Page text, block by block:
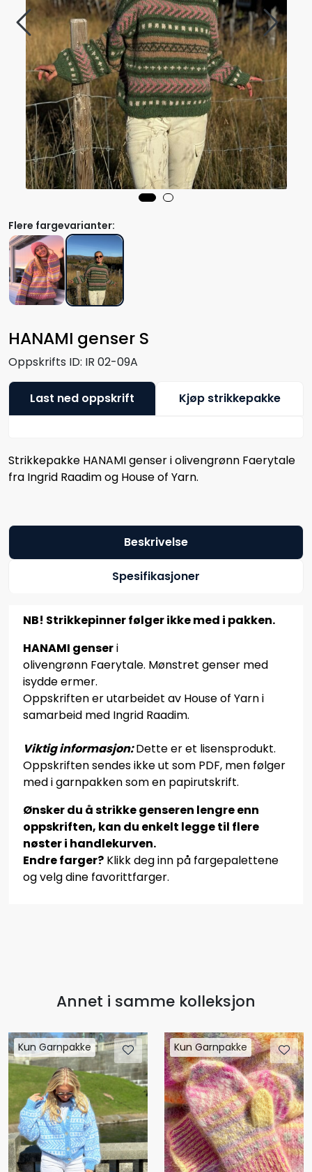
HANAMI genser S
Oppskrifts ID: IR 02-09A
Flere fargevarianter:
Last ned oppskrift Kjøp strikkepakke
Strikkepakke HANAMI genser i olivengrønn Faerytale
fra Ingrid Raadim og House of Yarn.
Beskrivelse
Spesifikasjoner
NB! Strikkepinner følger ikke med i pakken.
HANAMI genseri
olivengrønn Faerytale. Mønstret genser med
isydde ermer.
Oppskriften er utarbeidet av House of Yarn i
samarbeid med Ingrid Raadim.
Viktig informasjon:Dette er et lisensprodukt.
Oppskriften sendes ikke ut som PDF, men følger
med i garnpakken som en papirutskrift.
Ønsker du å strikke genseren lengre enn
oppskriften, kan du enkelt legge til flere
nøster i handlekurven.
Endre farger? Klikk deg inn på fargepalettene
og velg dine favorittfarger.
Annet i samme kolleksjon
Kun Garnpakke Kun Garnpakke